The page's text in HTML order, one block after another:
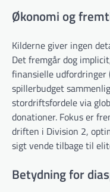
Økonomi og
Kilderne giver ingen
Det fremgår dog
finansielle
spillerbudget
stordriftsfordele via
donationer. Fokus er
driften i Division 2,
sigt vende tilbage til
Betydning for